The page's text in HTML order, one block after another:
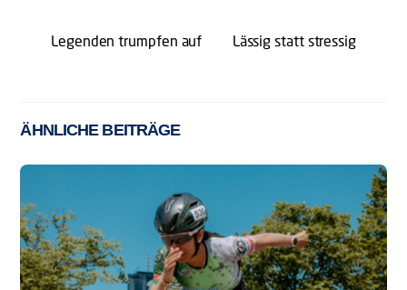
Legenden trumpfen auf Lässig statt stressig
ÄHNLICHE BEITRÄGE